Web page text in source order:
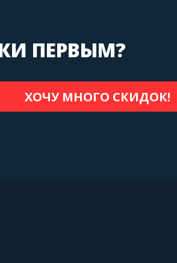
ПЕРВЫМ?